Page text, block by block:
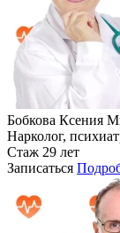
Бобкова Ксения
Нарколог,
Стаж 29 лет
Записаться